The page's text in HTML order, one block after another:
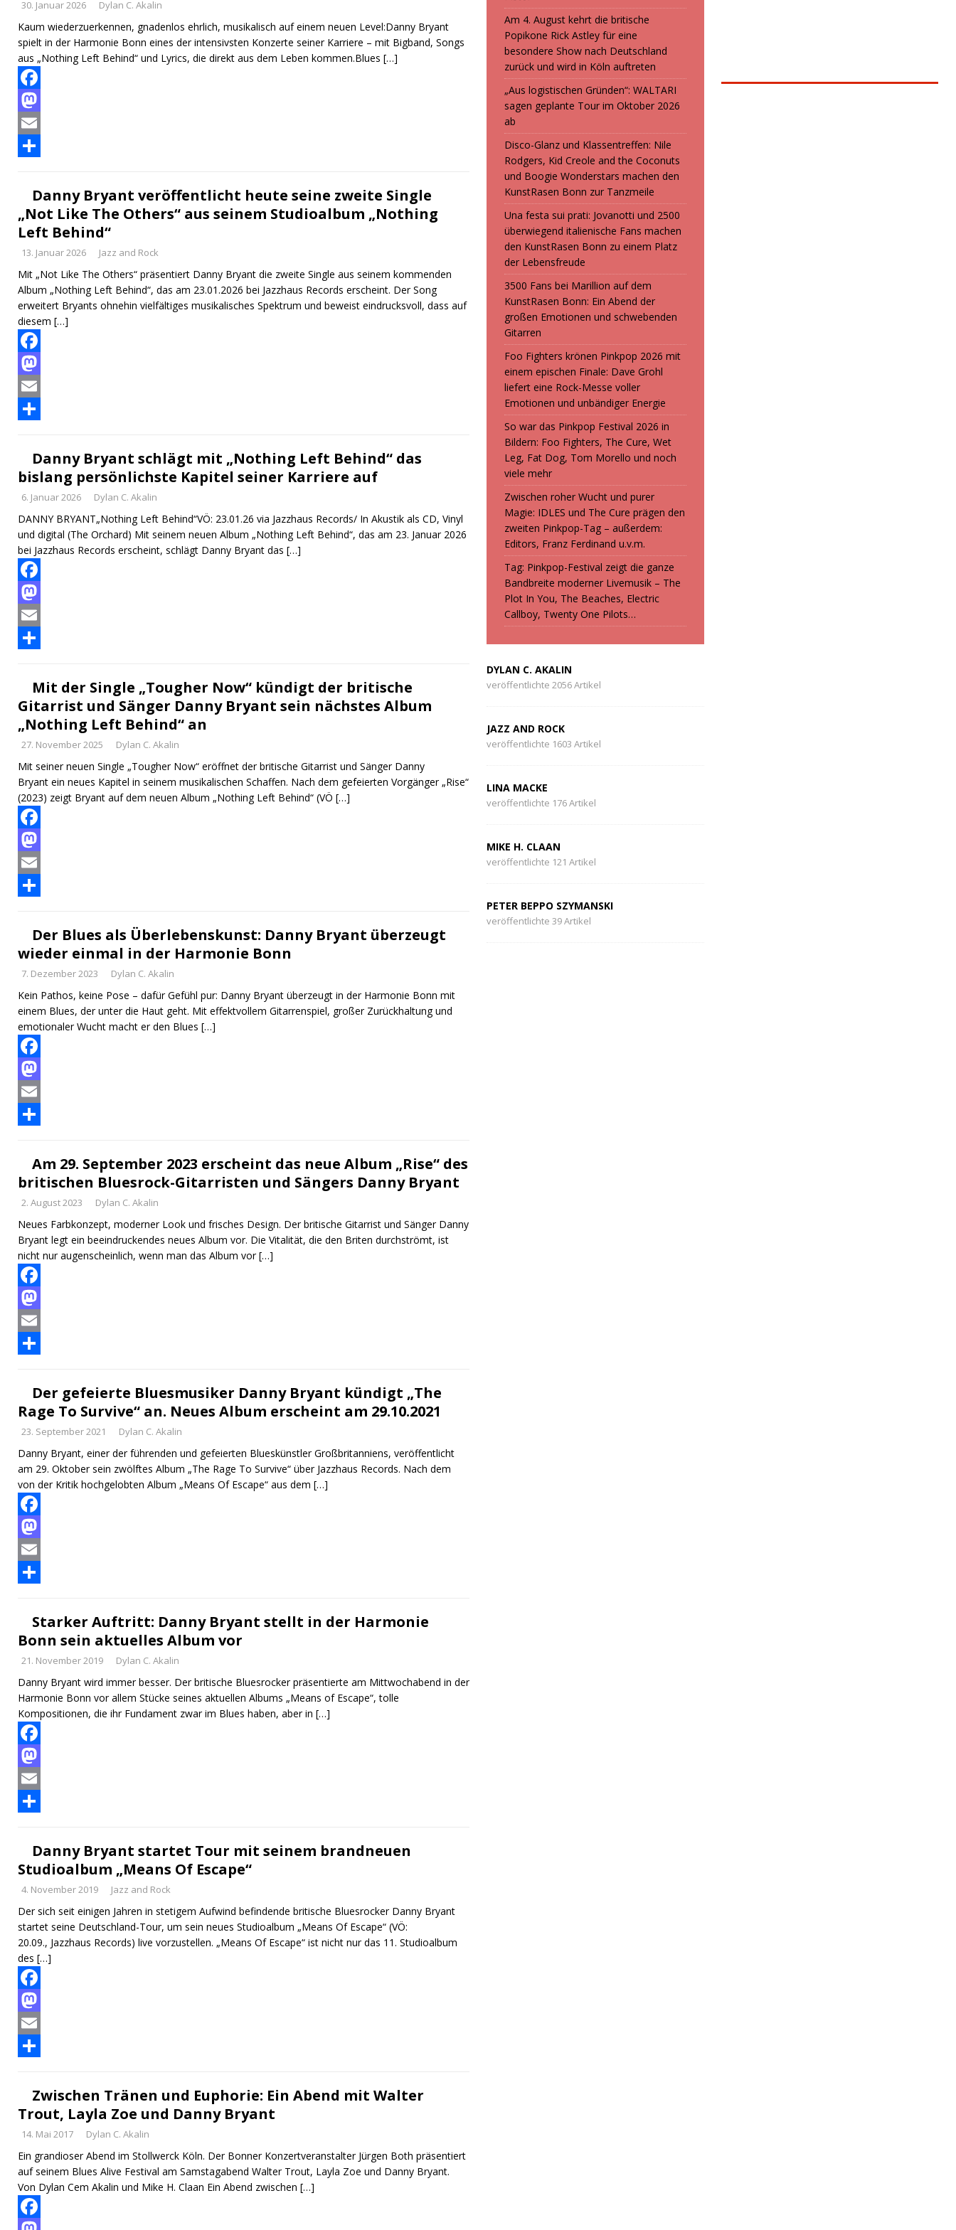
30. Januar 2026 Dylan C. Akalin
Kaum wiederzuerkennen, gnadenlos ehrlich, musikalisch auf einem neuen Level:Danny Bryant
spielt in der Harmonie Bonn eines der intensivsten Konzerte seiner Karriere – mit Bigband, Songs
aus „Nothing Left Behind“ und Lyrics, die direkt aus dem Leben kommen.Blues […]
F
a
o
M
a
d
n
E
ll
n
Danny Bryant veröffentlicht heute seine zweite Single
„Not Like The Others“ aus seinem Studioalbum „Nothing
Left Behind“
13. Januar 2026 Jazz and Rock
Mit „Not Like The Others“ präsentiert Danny Bryant die zweite Single aus seinem kommenden
Album „Nothing Left Behind“, das am 23.01.2026 bei Jazzhaus Records erscheint. Der Song
erweitert Bryants ohnehin vielfältiges musikalisches Spektrum und beweist eindrucksvoll, dass auf
diesem […]
F
a
o
o
k
M
a
o
d
o
n
E
e
n
Danny Bryant schlägt mit „Nothing Left Behind“ das
bislang persönlichste Kapitel seiner Karriere auf
6. Januar 2026 Dylan C. Akalin
DANNY BRYANT„Nothing Left Behind“VÖ: 23.01.26 via Jazzhaus Records/ In Akustik als CD, Vinyl
und digital (The Orchard) Mit seinem neuen Album „Nothing Left Behind“, das am 23. Januar 2026
bei Jazzhaus Records erscheint, schlägt Danny Bryant das […]
F
a
o
o
k
M
a
o
d
o
n
E
i
l
i
l
e
n
Mit der Single „Tougher Now“ kündigt der britische
Gitarrist und Sänger Danny Bryant sein nächstes Album
„Nothing Left Behind“ an
27. November 2025 Dylan C. Akalin
Mit seiner neuen Single „Tougher Now“ eröffnet der britische Gitarrist und Sänger Danny
Bryant ein neues Kapitel in seinem musikalischen Schaffen. Nach dem gefeierten Vorgänger „Rise“
(2023) zeigt Bryant auf dem neuen Album „Nothing Left Behind“ (VÖ […]
F
a
o
o
k
M
a
o
d
o
n
E
ii
e
n
Der Blues als Überlebenskunst: Danny Bryant überzeugt
wieder einmal in der Harmonie Bonn
7. Dezember 2023 Dylan C. Akalin
Kein Pathos, keine Pose – dafür Gefühl pur: Danny Bryant überzeugt in der Harmonie Bonn mit
einem Blues, der unter die Haut geht. Mit effektvollem Gitarrenspiel, großer Zurückhaltung und
emotionaler Wucht macht er den Blues […]
F
a
o
o
k
M
a
o
d
o
n
E
e
n
Am 29. September 2023 erscheint das neue Album „Rise“ des
britischen Bluesrock-Gitarristen und Sängers Danny Bryant
2. August 2023 Dylan C. Akalin
Neues Farbkonzept, moderner Look und frisches Design. Der britische Gitarrist und Sänger Danny
Bryant legt ein beeindruckendes neues Album vor. Die Vitalität, die den Briten durchströmt, ist
nicht nur augenscheinlich, wenn man das Album vor[…]
F
a
o
o
k
M
a
o
d
o
n
E
ii
e
n
Der gefeierte Bluesmusiker Danny Bryant kündigt „The
Rage To Survive“ an. Neues Album erscheint am 29.10.2021
23. September 2021 Dylan C. Akalin
Danny Bryant, einer der führenden und gefeierten Blueskünstler Großbritanniens, veröffentlicht
am 29. Oktober sein zwölftes Album „The Rage To Survive“ über Jazzhaus Records. Nach dem
von der Kritik hochgelobten Album „Means Of Escape“ aus dem […]
F
a
o
o
k
M
a
o
d
o
n
E
ii
e
n
Starker Auftritt: Danny Bryant stellt in der Harmonie
Bonn sein aktuelles Album vor
21. November 2019 Dylan C. Akalin
Danny Bryant wird immer besser. Der britische Bluesrocker präsentierte am Mittwochabend in der
Harmonie Bonn vor allem Stücke seines aktuellen Albums „Means of Escape“, tolle
Kompositionen, die ihr Fundament zwar im Blues haben, aber in […]
F
a
o
o
k
M
a
o
d
o
n
E
ii
e
n
Danny Bryant startet Tour mit seinem brandneuen
Studioalbum „Means Of Escape“
4. November 2019 Jazz and Rock
Der sich seit einigen Jahren in stetigem Aufwind befindende britische Bluesrocker Danny Bryant
startet seine Deutschland-Tour, um sein neues Studioalbum „Means Of Escape“ (VÖ:
20.09., Jazzhaus Records) live vorzustellen. „Means Of Escape“ ist nicht nur das 11. Studioalbum
des […]
F
a
o
o
k
M
a
o
d
o
n
E
ii
e
n
Zwischen Tränen und Euphorie: Ein Abend mit Walter
Trout, Layla Zoe und Danny Bryant
14. Mai 2017 Dylan C. Akalin
Ein grandioser Abend im Stollwerck Köln. Der Bonner Konzertveranstalter Jürgen Both präsentiert
auf seinem Blues Alive Festival am Samstagabend Walter Trout, Layla Zoe und Danny Bryant.
Von Dylan Cem Akalin und Mike H. Claan Ein Abend zwischen […]
Am 4. August kehrt die britische
Popikone Rick Astley für eine
besondere Show nach Deutschland
zurück und wird in Köln auftreten
„Aus logistischen Gründen“: WALTARI
sagen geplante Tour im Oktober 2026
ab
Disco-Glanz und Klassentreffen: Nile
Rodgers, Kid Creole and the Coconuts
und Boogie Wonderstars machen den
KunstRasen Bonn zur Tanzmeile
Una festa sui prati: Jovanotti und 2500
überwiegend italienische Fans machen
den KunstRasen Bonn zu einem Platz
der Lebensfreude
3500 Fans bei Marillion auf dem
KunstRasen Bonn: Ein Abend der
großen Emotionen und schwebenden
Gitarren
Foo Fighters krönen Pinkpop 2026 mit
einem epischen Finale: Dave Grohl
liefert eine Rock-Messe voller
Emotionen und unbändiger Energie
So war das Pinkpop Festival 2026 in
Bildern: Foo Fighters, The Cure, Wet
Leg, Fat Dog, Tom Morello und noch
viele mehr
Zwischen roher Wucht und purer
Magie: IDLES und The Cure prägen den
zweiten Pinkpop-Tag – außerdem:
Editors, Franz Ferdinand u.v.m.
Tag: Pinkpop-Festival zeigt die ganze
Bandbreite moderner Livemusik – The
Plot In You, The Beaches, Electric
Callboy, Twenty One Pilots…
DYLAN C. AKALIN
veröffentlichte 2056 Artikel
JAZZ AND ROCK
veröffentlichte 1603 Artikel
LINA MACKE
veröffentlichte 176 Artikel
MIKE H. CLAAN
veröffentlichte 121 Artikel
PETER BEPPO SZYMANSKI
veröffentlichte 39 Artikel